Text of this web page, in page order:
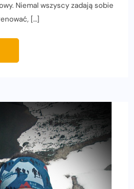
Niemal wszyscy zadają sobie
[…]